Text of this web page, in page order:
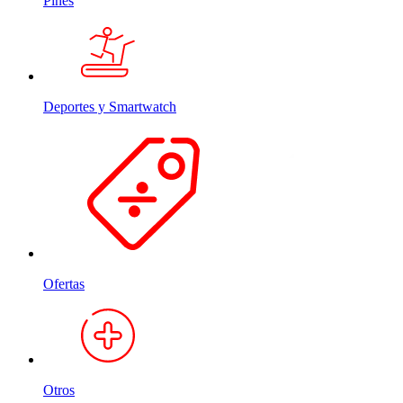
Deportes y Smartwatch
Ofertas
Otros